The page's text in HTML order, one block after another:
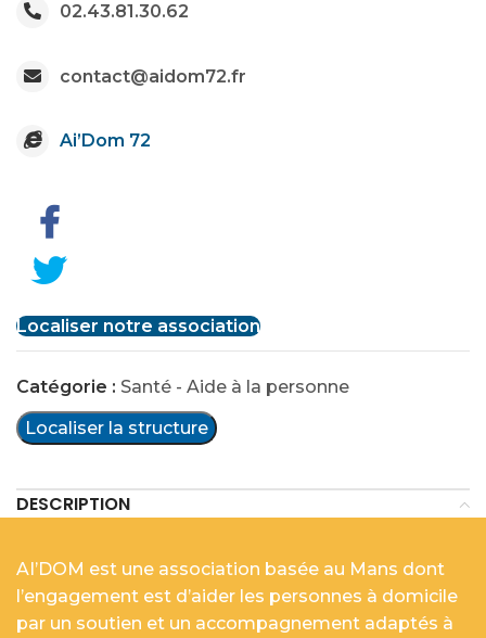
02.43.81.30.62
contact@aidom72.fr
Ai’Dom 72
Localiser notre association
Catégorie : Santé - Aide à la personne
Localiser la structure
DESCRIPTION
AI’DOM est une association basée au Mans dont
l’engagement est d’aider les personnes à domicile
par un soutien et un accompagnement adaptés à